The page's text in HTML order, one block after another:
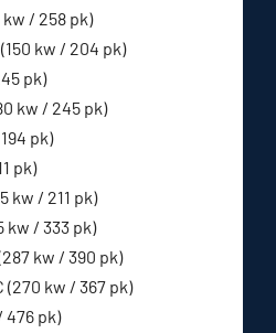
kw / 258 pk)
kw / 204 pk)
pk)
kw / 245 pk)
pk)
pk)
kw / 211 pk)
kw / 333 pk)
kw / 390 pk)
(270 kw / 367 pk)
476 pk)